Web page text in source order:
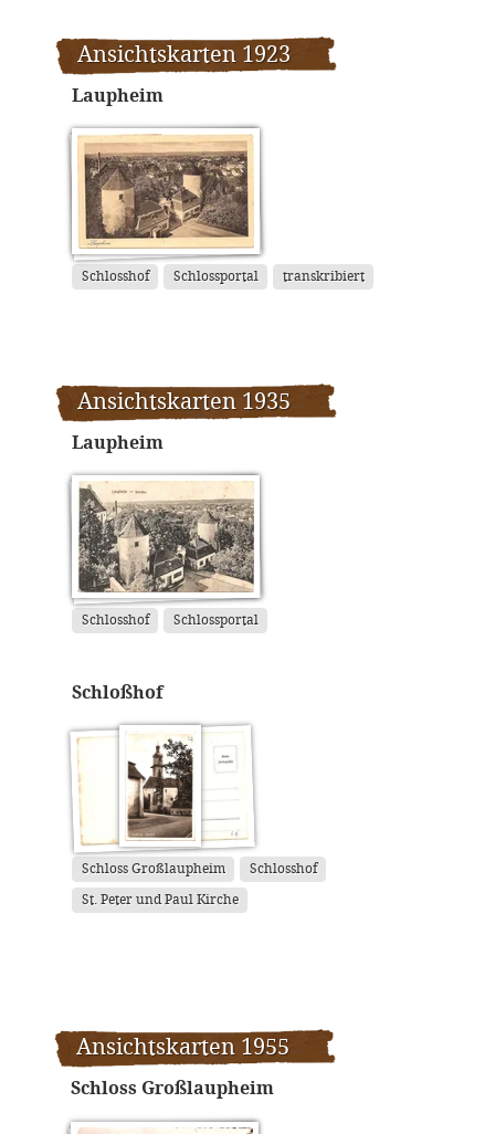
Ansichtskarten 1923
Laupheim
Schlosshof Schlossportal transkribiert
Ansichtskarten 1935
Laupheim
Schlosshof Schlossportal
Schloßhof
Schloss Großlaupheim Schlosshof
St. Peter und Paul Kirche
Ansichtskarten 1955
Schloss Großlaupheim